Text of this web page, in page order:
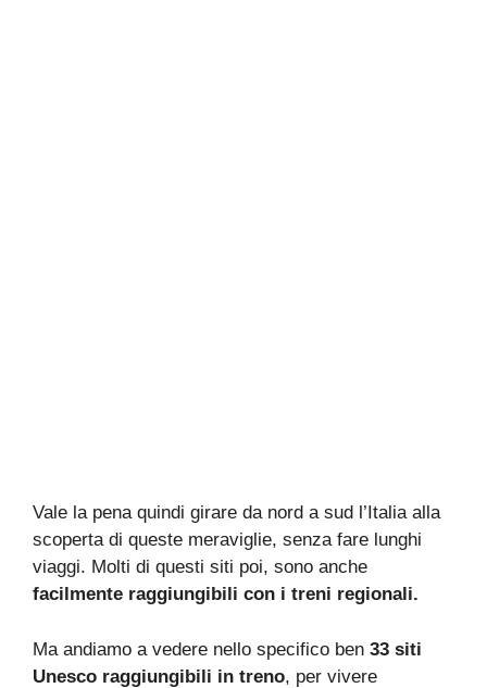
Vale la pena quindi girare da nord a sud l’Italia alla
scoperta di queste meraviglie, senza fare lunghi
viaggi. Molti di questi siti poi, sono anche
facilmente raggiungibili con i treni regionali.
Ma andiamo a vedere nello specifico ben 33 siti
Unesco raggiungibili in treno, per vivere